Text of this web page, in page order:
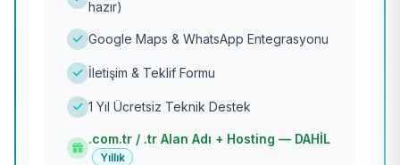
hazır)
Google Maps & WhatsApp Entegrasyonu
İletişim & Teklif Formu
1 Yıl Ücretsiz Teknik Destek
.com.tr / .tr Alan Adı + Hosting — DAHİL
Yıllık